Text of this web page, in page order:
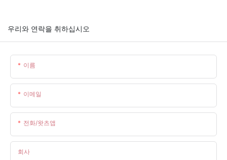
우리와 연락을 취하십시오
이름
이메일
전화/왓츠앱
회사